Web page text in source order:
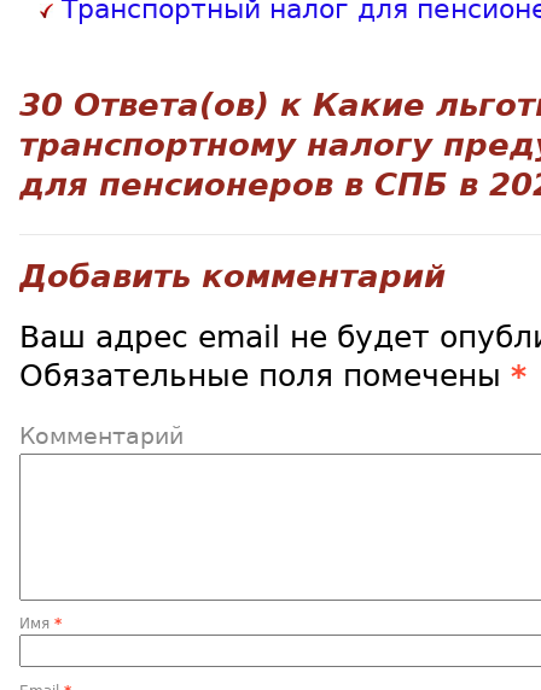
Транспортный налог для
30 Ответа(ов) к Какие
транспортному налогу
для пенсионеров в СПБ в
Добавить комментарий
Ваш адрес email не будет
Обязательные поля помечены *
Комментарий
Имя *